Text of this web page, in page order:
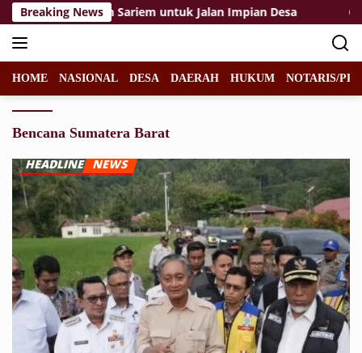
Langsung
ke
konten
Breaking NewsMbah Sariem untuk Jalan Impian Desa
HOME NASIONAL DESA DAERAH HUKUM NOTARIS/
Bencana Sumatera Barat